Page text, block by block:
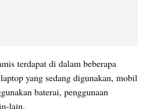
terdapat di dalam beberapa
yang sedang digunakan, mobil
lain.